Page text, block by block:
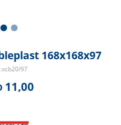
168x168x97
xcb20/97
11,00